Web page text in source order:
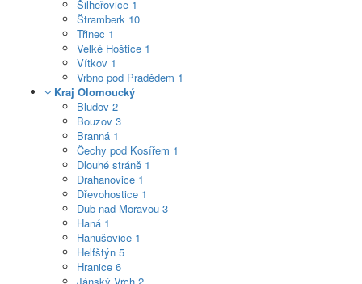
Šilheřovice 1
Štramberk 10
Třinec 1
Velké Hoštice 1
Vítkov 1
Vrbno pod Pradědem 1
Kraj Olomoucký
Bludov 2
Bouzov 3
Branná 1
Čechy pod Kosířem 1
Dlouhé stráně 1
Drahanovice 1
Dřevohostice 1
Dub nad Moravou 3
Haná 1
Hanušovice 1
Helfštýn 5
Hranice 6